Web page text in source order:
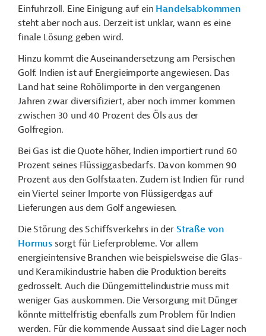
Einfuhrzoll. Eine Einigung auf ein Handelsabkommen
steht aber noch aus. Derzeit ist unklar, wann es eine
finale Lösung geben wird.
Hinzu kommt die Auseinandersetzung am Persischen
Golf. Indien ist auf Energieimporte angewiesen. Das
Land hat seine Rohölimporte in den vergangenen
Jahren zwar diversifiziert, aber noch immer kommen
zwischen 30 und 40 Prozent des Öls aus der
Golfregion.
Bei Gas ist die Quote höher, Indien importiert rund 60
Prozent seines Flüssiggasbedarfs. Davon kommen 90
Prozent aus den Golfstaaten. Zudem ist Indien für rund
ein Viertel seiner Importe von Flüssigerdgas auf
Lieferungen aus dem Golf angewiesen.
Die Störung des Schiffsverkehrs in der Straße von
Hormus sorgt für Lieferprobleme. Vor allem
energieintensive Branchen wie beispielsweise die Glas-
und Keramikindustrie haben die Produktion bereits
gedrosselt. Auch die Düngemittelindustrie muss mit
weniger Gas auskommen. Die Versorgung mit Dünger
könnte mittelfristig ebenfalls zum Problem für Indien
werden. Für die kommende Aussaat sind die Lager noch